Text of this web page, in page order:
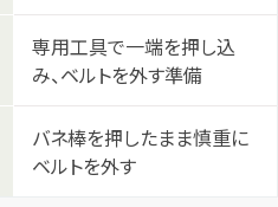
専用工具で一端を押し込
み、ベルトを外す準備
バネ棒を押したまま慎重に
ベルトを外す